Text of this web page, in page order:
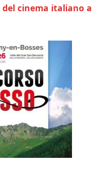
cinema italiano a